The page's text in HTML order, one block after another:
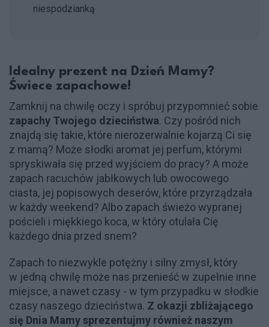
niespodzianką
Idealny prezent na Dzień Mamy?
Świece zapachowe!
Zamknij na chwilę oczy i spróbuj przypomnieć sobie
zapachy Twojego dzieciństwa. Czy pośród nich
znajdą się takie, które nierozerwalnie kojarzą Ci się
z mamą? Może słodki aromat jej perfum, którymi
spryskiwała się przed wyjściem do pracy? A może
zapach racuchów jabłkowych lub owocowego
ciasta, jej popisowych deserów, które przyrządzała
w każdy weekend? Albo zapach świeżo wypranej
pościeli i miękkiego koca, w który otulała Cię
każdego dnia przed snem?
Zapach to niezwykle potężny i silny zmysł, który
w jedną chwilę może nas przenieść w zupełnie inne
miejsce, a nawet czasy - w tym przypadku w słodkie
czasy naszego dzieciństwa. Z okazji zbliżającego
się Dnia Mamy sprezentujmy również naszym